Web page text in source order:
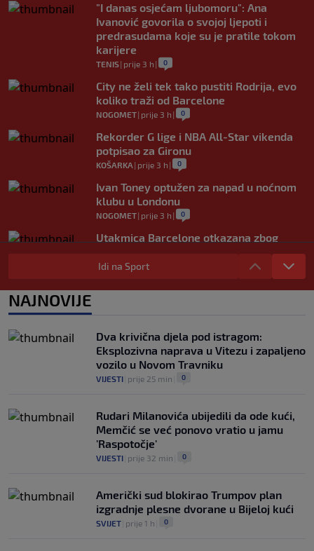
"I danas osjećam ljubomoru": Ana
Ivanović govorila o svojoj ljepoti i
predrasudama koje su je pratile tokom
karijere
TENIS| prije 3 h | 0
City ne želi tek tako pustiti Rodrija, evo
koliko traži od Barcelone
NOGOMET| prije 3 h | 0
Rekorder G lige i NBA All-Star vikenda
potpisao za Gironu
KOŠARKA | prije 3 h | 0
Ivan Toney optužen za napad u noćnom
klubu u Londonu
NOGOMET| prije 3 h | 0
Utakmica Barcelone otkazana zbog
NOGOMET|prije 4 h
FS Norveške poručio Infantinu: Odlazi,
Idi na Sport
NAJNOVIJE
Dva krivična djela pod istragom:
Eksplozivna naprava u Vitezu i zapaljeno
vozilo u Novom Travniku
VIJESTI prije 25 min 0
Rudari Milanovića ubijedili da ode kući,
Memčić se već ponovo vratio u jamu
'Raspotočje'
VIJESTI prije 32 min 0
Američki sud blokirao Trumpov plan
izgradnje plesne dvorane u Bijeloj kući
SVIJET prije 1 h 0